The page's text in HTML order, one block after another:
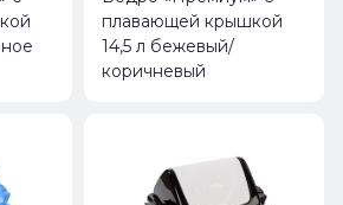
плавающей крышкой
14,5 л бежевый/
коричневый